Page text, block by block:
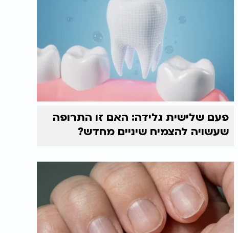
פעם שלישית גלידה: האם זו התרופה
שעשויה להצמיח שיניים מחדש?